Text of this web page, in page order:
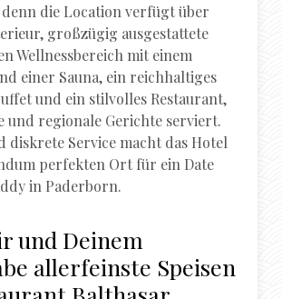
die Location verfügt über
großzügig ausgestattete
Wellnessbereich mit einem
einer Sauna, ein reichhaltiges
und ein stilvolles Restaurant,
und regionale Gerichte serviert.
diskrete Service macht das Hotel
perfekten Ort für ein Date
in Paderborn.
und Deinem
allerfeinste Speisen